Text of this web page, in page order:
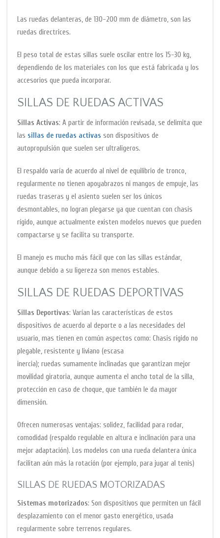
Las ruedas delanteras, de 130-200 mm de diámetro, son las
ruedas directrices.
El peso total de estas sillas suele oscilar entre los 15-30 kg,
dependiendo de los materiales con los que está fabricada y los
accesorios que pueda incorporar.
SILLAS DE RUEDAS ACTIVAS
Sillas Activas: A partir de información revisada, se delimita que
las sillas de ruedas activas son dispositivos de
autopropulsión que suelen ser ultraligeros.
El respaldo varía de acuerdo al nivel de equilibrio de tronco,
regularmente no tienen apoyabrazos ni mangos de empuje, las
ruedas traseras y el asiento suelen ser los únicos
desmontables, no logran plegarse ya que cuentan con chasis
rígido, aunque actualmente existen modelos nuevos que pueden
compactarse y se facilita su transporte.
El manejo es mucho más fácil que con las sillas estándar,
aunque debido a su ligereza son menos estables.
SILLAS DE RUEDAS DEPORTIVAS
Sillas Deportivas: Varían las características de estos
dispositivos de acuerdo al deporte o a las necesidades del
usuario, mas tienen en común aspectos como: Chasis rígido no
plegable, resistente y liviano (escasa
inercia); ruedas sumamente inclinadas que garantizan mejor
movilidad giratoria, aunque aumenta el ancho total de la silla,
protección en caso de choque, que también le da mayor
dimensión.
Ofrecen numerosas ventajas: solidez, facilidad para rodar,
comodidad (respaldo regulable en altura e inclinación para una
mejor adaptación). Los modelos con una rueda delantera única
facilitan aún más la rotación (por ejemplo, para jugar al tenis)
SILLAS DE RUEDAS MOTORIZADAS
Sistemas motorizados: Son dispositivos que permiten un fácil
desplazamiento con el menor gasto energético, usada
regularmente sobre terrenos regulares.